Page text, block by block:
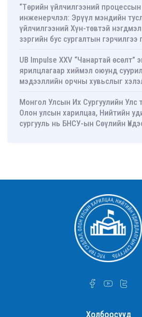
“Төрийн үйлчилгээний
инженерчлэл: Эрүүл мэндийн
үйлчилгээний Хүн-төвтэй нэгдмэл
зэргийн бус сургалтын гэрчилгээ
UB Impulse XXV “Чанартай өсөлт”
ярилцлагаар хиймэл оюунд
мэдээллийн орчны хувьслыг
Монгол Улсын Их Сургуулийн Улс
Олон улсын харилцаа, Нийтийн
сургууль нь БНСУ-ын Сөүлийн
гавьяаны улаан тугийн одонгоор
УТСОУХНУС-ийн Улс төр судлалын
ахмад багш Д.Оюунчимэг
гавьяаны улаан тугийн одонгоор
УТСОУХНУС-ийн Улс төр судлалын
ахмад багш Д.Оюунчимэг
Холбоосууд